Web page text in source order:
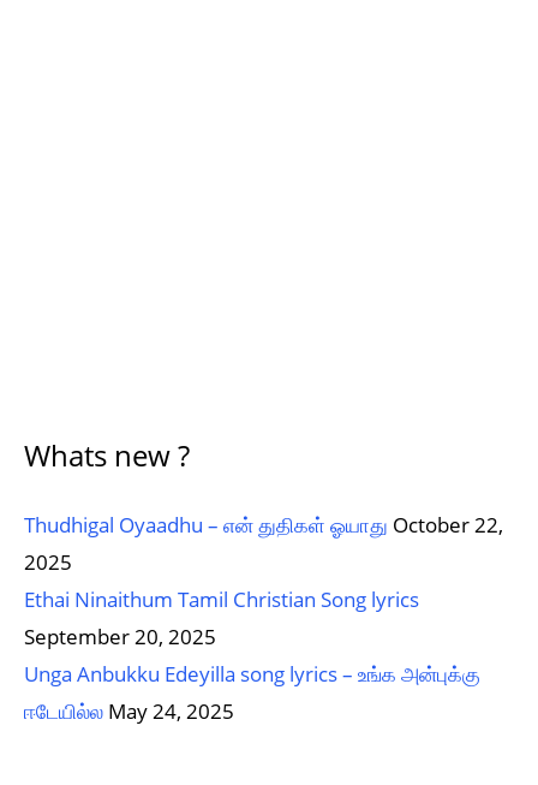
Whats new ?
Thudhigal Oyaadhu – என் துதிகள் ஓயாது October 22,
2025
Ethai Ninaithum Tamil Christian Song lyrics
September 20, 2025
Unga Anbukku Edeyilla song lyrics – உங்க அன்புக்கு
ஈடேயில்ல May 24, 2025